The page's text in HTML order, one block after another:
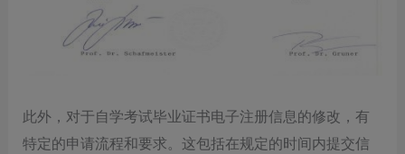
此外，‌对于自学考试毕业证书电子注册信息的修改，‌有
特定的申请流程和要求。‌这包括在规定的时间内提交信